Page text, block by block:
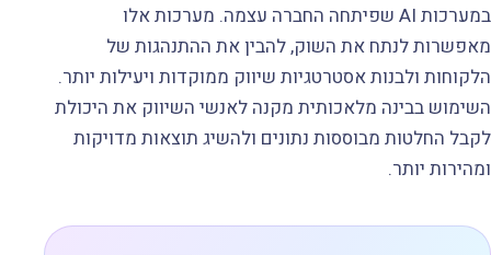
במערכות AI שפיתחה החברה עצמה. מערכות אלו
מאפשרות לנתח את השוק, להבין את ההתנהגות של
הלקוחות ולבנות אסטרטגיות שיווק ממוקדות ויעילות יותר.
השימוש בבינה מלאכותית מקנה לאנשי השיווק את היכולת
לקבל החלטות מבוססות נתונים ולהשיג תוצאות מדויקות
ומהירות יותר.